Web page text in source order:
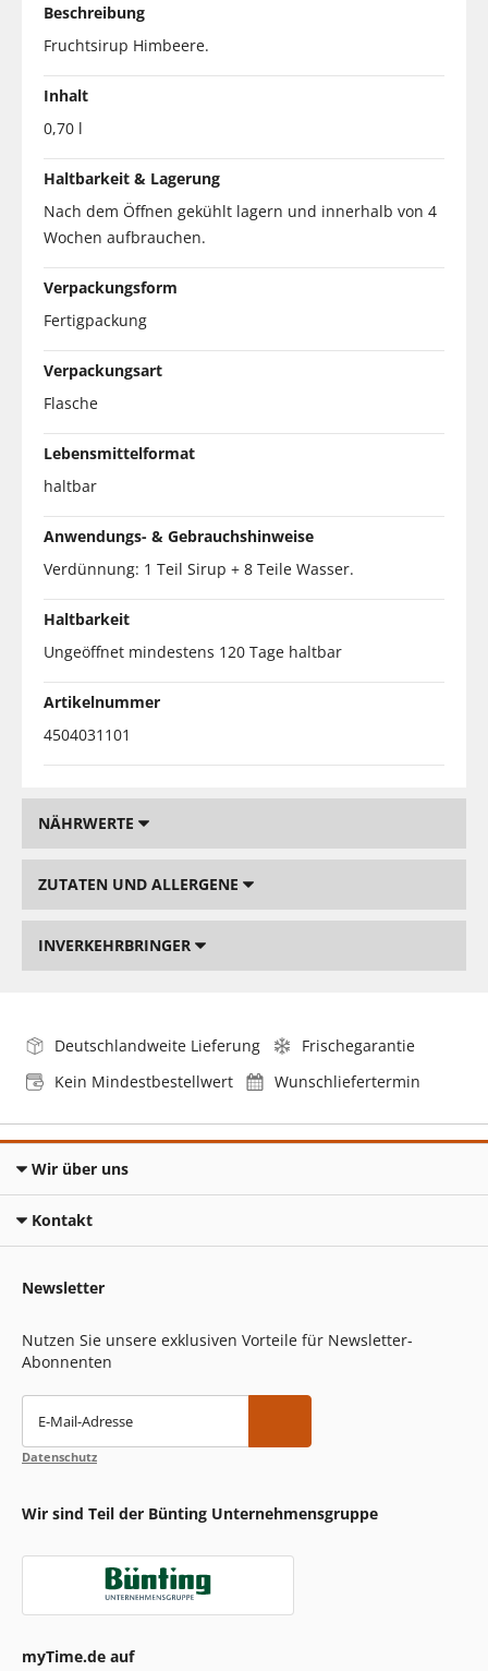
Beschreibung
Fruchtsirup Himbeere.
Inhalt
0,70 l
Haltbarkeit & Lagerung
Nach dem Öffnen gekühlt lagern und innerhalb von 4
Wochen aufbrauchen.
Verpackungsform
Fertigpackung
Verpackungsart
Flasche
Lebensmittelformat
haltbar
Anwendungs- & Gebrauchshinweise
Verdünnung: 1 Teil Sirup + 8 Teile Wasser.
Haltbarkeit
Ungeöffnet mindestens 120 Tage haltbar
Artikelnummer
4504031101
NÄHRWERTE
ZUTATEN UND ALLERGENE
INVERKEHRBRINGER
Deutschlandweite Lieferung
Frischegarantie
Kein Mindestbestellwert
Wunschliefertermin
Wir über uns
Kontakt
Newsletter
Nutzen Sie unsere exklusiven Vorteile für Newsletter-
Abonnenten
E-Mail-Adresse
Datenschutz
Wir sind Teil der Bünting Unternehmensgruppe
myTime.de auf